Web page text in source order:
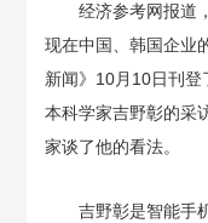
经济参考网报道
现在中国、韩国企业
新闻》10月10日刊
本科学家吉野彰的采
家谈了他的看法。
吉野彰是智能手